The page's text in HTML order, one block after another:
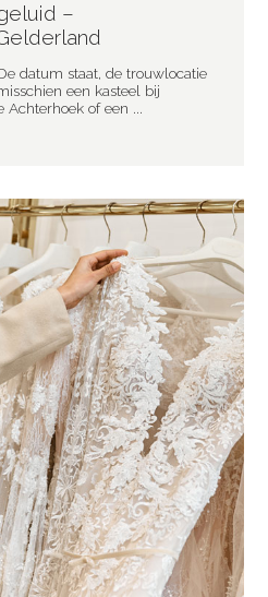
–
datum staat, de trouwlocatie
een kasteel bij
of een ...